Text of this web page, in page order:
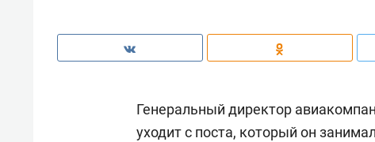
Генеральный директор
уходит с поста, который он